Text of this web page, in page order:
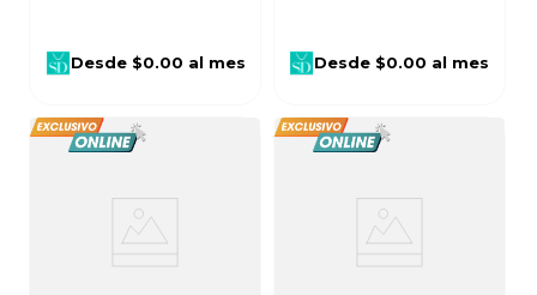
Desde$0.00 al mes Desde $0.00 al mes